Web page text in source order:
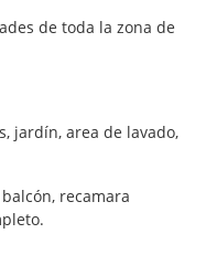
de toda la zona de
jardín, area de lavado,
recamara